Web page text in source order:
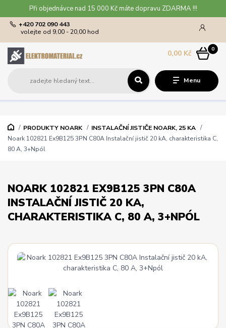
Při objednávce nad 15 000 Kč máte dopravu ZDARMA !!!
Menu
+420 702 090 443
volejte od 9,00 - 20,00 hod
0
0,00 Kč
PRODUKTY NOARK
INSTALAČNÍ JISTIČE NOARK, 25 KA
Noark 102821 Ex9B125 3PN C80A Instalační jistič 20 kA, charakteristika C,
80 A, 3+Npól
NOARK 102821 EX9B125 3PN C80A
INSTALAČNÍ JISTIČ 20 KA,
CHARAKTERISTIKA C, 80 A, 3+NPÓL